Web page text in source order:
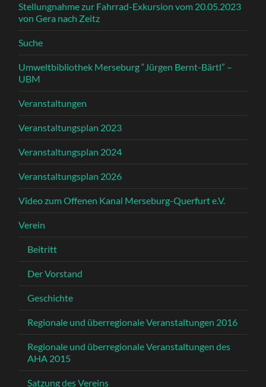
Stellungnahme zur Fahrrad-Exkursion vom 20.05.2023
von Gera nach Zeitz
Suche
Umweltbibliothek Merseburg “Jürgen Bernt-Bärtl” –
UBM
Veranstaltungen
Veranstaltungsplan 2023
Veranstaltungsplan 2024
Veranstaltungsplan 2026
Video zum Offenen Kanal Merseburg-Querfurt e.V.
Verein
Beitritt
Der Vorstand
Geschichte
Regionale und überregionale Veranstaltungen 2016
Regionale und überregionale Veranstaltungen des
AHA 2015
Satzung des Vereins